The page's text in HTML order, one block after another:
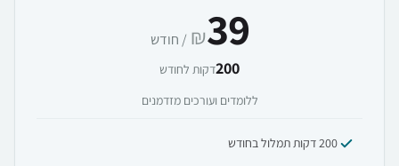
39
₪ / חודש
200דקות לחודש
ללומדים ועורכים מזדמנים
200 דקות תמלול בחודש